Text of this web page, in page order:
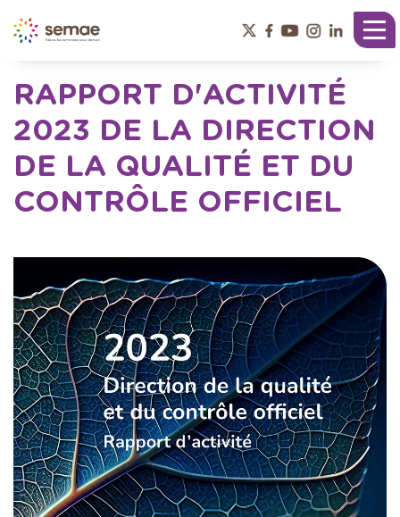
RAPPORT D'ACTIVITÉ
2023 DE LA DIRECTION
DE LA QUALITÉ ET DU
CONTRÔLE OFFICIEL